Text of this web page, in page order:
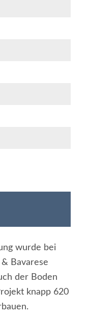
wurde bei
Bavarese
der Boden
knapp 620